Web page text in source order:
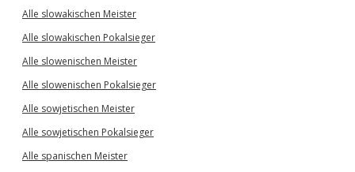
Alle slowakischen Meister
Alle slowakischen Pokalsieger
Alle slowenischen Meister
Alle slowenischen Pokalsieger
Alle sowjetischen Meister
Alle sowjetischen Pokalsieger
Alle spanischen Meister